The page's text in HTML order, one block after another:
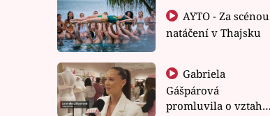
natáčení v Thajsku
Gabriela
Gášpárová
promluvila o vztahu